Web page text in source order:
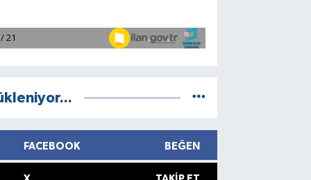
FACEBOOK BEĞEN